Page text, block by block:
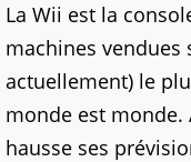
La Wii est la
machines
actuellement) le
monde est monde.
hausse ses